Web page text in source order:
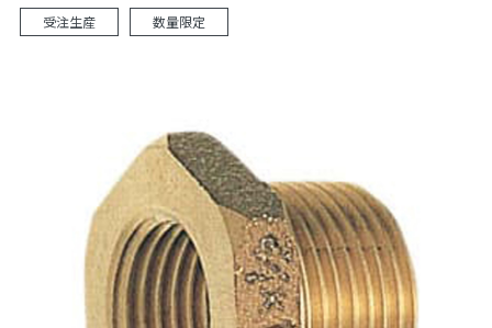
受注生産 数量限定